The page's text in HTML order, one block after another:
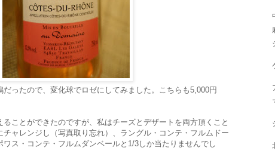
ったので、変化球でロゼにしてみました。こちらも5,000円
ことができたのですが、私はチーズとデザートを両方頂くこと
チャレンジし（写真取り忘れ）、ラングル・コンテ・フルムドー
ス・コンテ・フルムダンベールと1/3しか当たりませんでし